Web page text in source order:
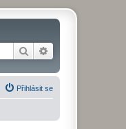
Hledat
Přihlásit se